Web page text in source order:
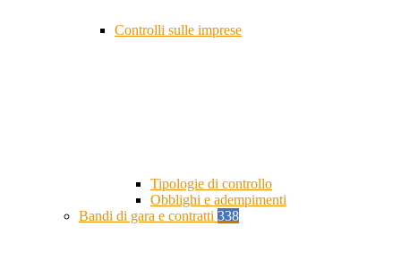
Controlli sulle imprese
Tipologie di controllo
Obblighi e adempimenti
Bandi di gara e contratti 338